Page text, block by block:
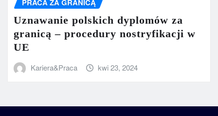
PRACA ZA GRANICĄ
Uznawanie polskich dyplomów za
granicą – procedury nostryfikacji w
UE
Kariera&Praca kwi 23, 2024